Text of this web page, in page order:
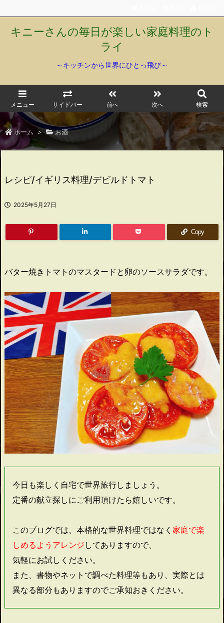
キニーさんの毎日が楽しい家庭料理のト
ライ
～キッチンから世界にひとっ飛び～
メニュー サイドバー 前へ 次へ 検索
ホーム > お酒
レシピ/イギリス料理/デビルドトマト
2025年5月27日
Copy
バター焼きトマトのマスタードと卵のソースサラダです。
今日も楽しく自宅で世界旅行しましょう。
定番の献立探しにご利用頂けたら嬉しいです。
このブログでは、本格的な世界料理ではなく 家庭で楽
しめるようアレンジ してありますので、
気軽にお試しください。
また、書物やネットで調べた料理等もあり、実際とは
異なる部分もありますのでご承知おきください。